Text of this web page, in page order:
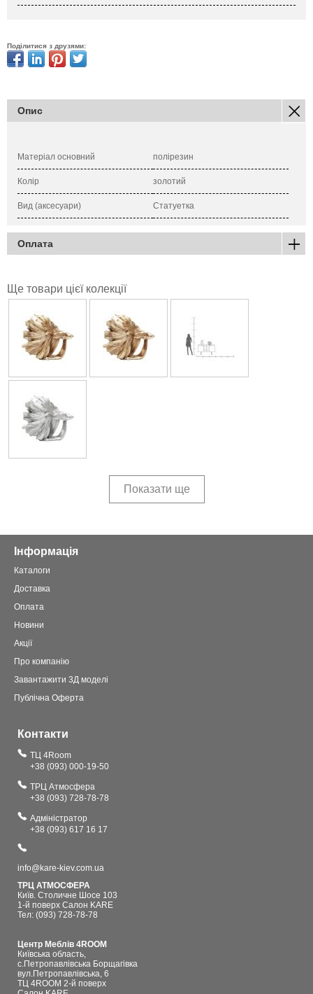
Поділитися з друзями:
Опис
Матеріал основний полірезин
Колір золотий
Вид (аксесуари) Статуетка
Оплата
Ще товари цієї колекції
Показати ще
Інформація
Каталоги
Доставка
Оплата
Новини
Акції
Про компанію
Завантажити 3Д моделі
Публічна Оферта
Контакти
ТЦ 4Room
+38 (093) 000-19-50
ТРЦ Атмосфера
+38 (093) 728-78-78
Адміністратор
+38 (093) 617 16 17
info@kare-kiev.com.ua
ТРЦ АТМОСФЕРА
Київ. Столичне Шосе 103
1-й поверх Салон KARE
Тел: (093) 728-78-78
Центр Меблів 4ROOM
Київська область,
с.Петропавлівська Борщагівка
вул.Петропавлівська, 6
ТЦ 4ROOM 2-й поверх